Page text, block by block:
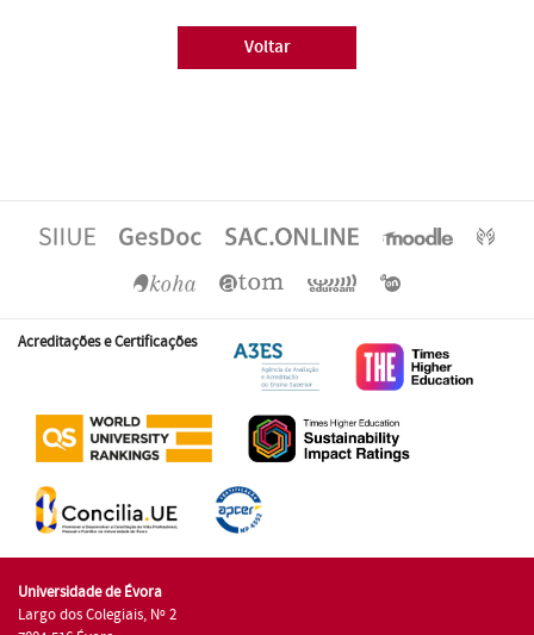
Voltar
Acreditações e Certificações
Universidade de Évora
Largo dos Colegiais, Nº 2